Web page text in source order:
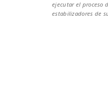
ejecutar el proceso
estabilizadores de